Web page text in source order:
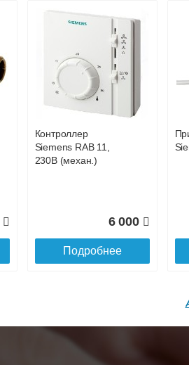
решеткой
GRILL.SGA-20-
84 396
Подробнее
Конвектор
ITT.080.200.1200 с
решеткой
GRILL.SGA-20-
1200 brown
Подробнее
Конвектор
ITT.080.200.1200 с
Контроллер
Siemens RAB 11,
230В (механ.)
6 000
Подробнее